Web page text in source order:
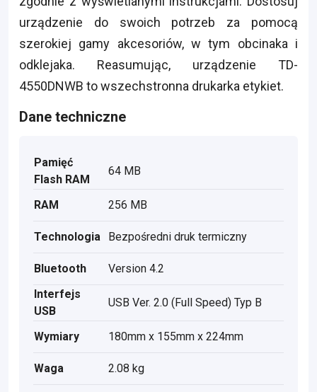
urządzenie do swoich potrzeb za pomocą
szerokiej gamy akcesoriów, w tym obcinaka i
odklejaka. Reasumując, urządzenie TD-
4550DNWB to wszechstronna drukarka etykiet.
Dane techniczne
Pamięć
Flash RAM
64 MB
RAM 256 MB
Technologia Bezpośredni druk termiczny
Bluetooth
Version 4.2
Interfejs
USB
USB Ver. 2.0 (Full Speed) Typ B
Wymiary 180mm x 155mm x 224mm
Waga 2.08 kg